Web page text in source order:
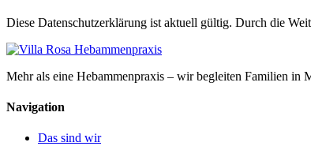
Diese Datenschutzerklärung ist aktuell gültig. Durch die
Mehr als eine Hebammenpraxis – wir begleiten Familien in
Navigation
Das sind wir